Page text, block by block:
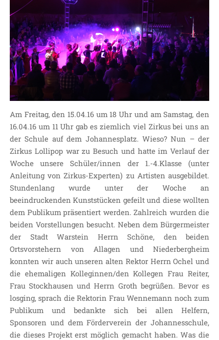
Am Freitag, den 15.04.16 um 18 Uhr und am Samstag, den
16.04.16 um 11 Uhr gab es ziemlich viel Zirkus bei uns an
der Schule auf dem Johannesplatz. Wieso? Nun – der
Zirkus Lollipop war zu Besuch und hatte im Verlauf der
Woche unsere Schüler/innen der 1.-4.Klasse (unter
Anleitung von Zirkus-Experten) zu Artisten ausgebildet.
Stundenlang wurde unter der Woche an
beeindruckenden Kunststücken gefeilt und diese wollten
dem Publikum präsentiert werden. Zahlreich wurden die
beiden Vorstellungen besucht. Neben dem Bürgermeister
der Stadt Warstein Herrn Schöne, den beiden
Ortsvorstehern von Allagen und Niederbergheim
konnten wir auch unseren alten Rektor Herrn Ochel und
die ehemaligen Kolleginnen/den Kollegen Frau Reiter,
Frau Stockhausen und Herrn Groth begrüßen. Bevor es
losging, sprach die Rektorin Frau Wennemann noch zum
Publikum und bedankte sich bei allen Helfern,
Sponsoren und dem Förderverein der Johannesschule,
die dieses Projekt erst möglich gemacht haben. Was die